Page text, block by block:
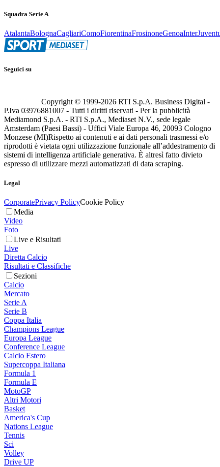
Squadra Serie A
AtalantaBolognaCagliariComoFiorentinaFrosinoneGenoaInter
Seguici su
Copyright © 1999-2026 RTI S.p.A. Business Digital -
P.Iva 03976881007 - Tutti i diritti riservati - Per la pubblicità
Mediamond S.p.A. - RTI S.p.A., Mediaset N.V., sede legale
Amsterdam (Paesi Bassi) - Uffici Viale Europa 46, 20093 Cologno
Monzese (MI)Rispetto ai contenuti e ai dati personali trasmessi e/o
riprodotti è vietata ogni utilizzazione funzionale all’addestramento di
sistemi di intelligenza artificiale generativa. È altresì fatto divieto
espresso di utilizzare mezzi automatizzati di data scraping.
Legal
CorporatePrivacy PolicyCookie Policy
Media
Video
Foto
Live e Risultati
Live
Diretta Calcio
Risultati e Classifiche
Sezioni
Calcio
Mercato
Serie A
Serie B
Coppa Italia
Champions League
Europa League
Conference League
Calcio Estero
Supercoppa Italiana
Formula 1
Formula E
MotoGP
Altri Motori
Basket
America's Cup
Nations League
Tennis
Sci
Volley
Drive UP